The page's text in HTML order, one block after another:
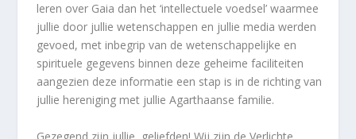
leren over Gaia dan het ‘intellectuele voedsel’ waarmee
jullie door jullie wetenschappen en jullie media werden
gevoed, met inbegrip van de wetenschappelijke en
spirituele gegevens binnen deze geheime faciliteiten
aangezien deze informatie een stap is in de richting van
jullie hereniging met jullie Agarthaanse familie.